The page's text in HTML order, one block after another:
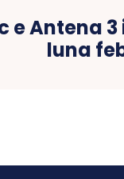
e Antena
luna